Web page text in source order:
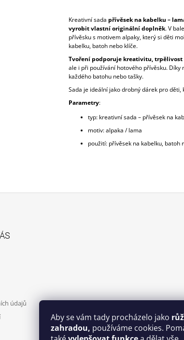
Aby se vám tady procházelo jako
zahradou, používáme cookies.
Kreativní sada přívěsek na kabelku –
vyrobit vlastní originální doplněk. V
přívěsku s motivem alpaky, který si děti
kabelku, batoh nebo klíče.
Tvoření podporuje kreativitu,
ale i při používání hotového přívěsku.
každého batohu nebo tašky.
Sada je ideální jako drobný dárek pro
Parametry:
typ: kreativní sada – přívěsek na
motiv: alpaka / lama
použití: přívěsek na kabelku, batoh
údajů